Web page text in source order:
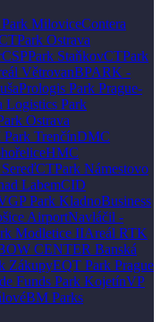
MiloviceContera
Ostrava
CSPPark StaňkovCTPark
VětrovanBPARK -
Prologis Park Prague-
Logistics Park
Ostrava
TrenčínDMC
HMC
CTPark Námestovo
LabemCID
Park KladnoBusiness
AirportNavláčil -
Modletice IIAreál RTK
CENTER Banská
ZákupyEQT Park Prague
Funds Park KojetínVP
BM Parks